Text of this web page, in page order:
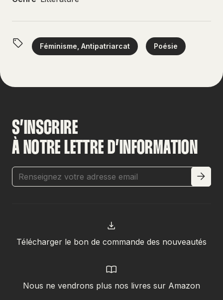
Féminisme, Antipatriarcat Poésie
S’INSCRIRE
À NOTRE LETTRE D’INFORMATION
Télécharger le bon de commande des nouveautés
Nous ne vendrons plus nos livres sur Amazon